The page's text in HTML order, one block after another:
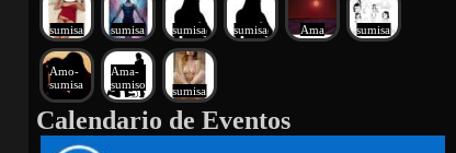
sumisa sumisa sumisa sumisa Ama sumisa
Amo-
sumisa
Ama-
sumiso
sumisa
Calendario de Eventos